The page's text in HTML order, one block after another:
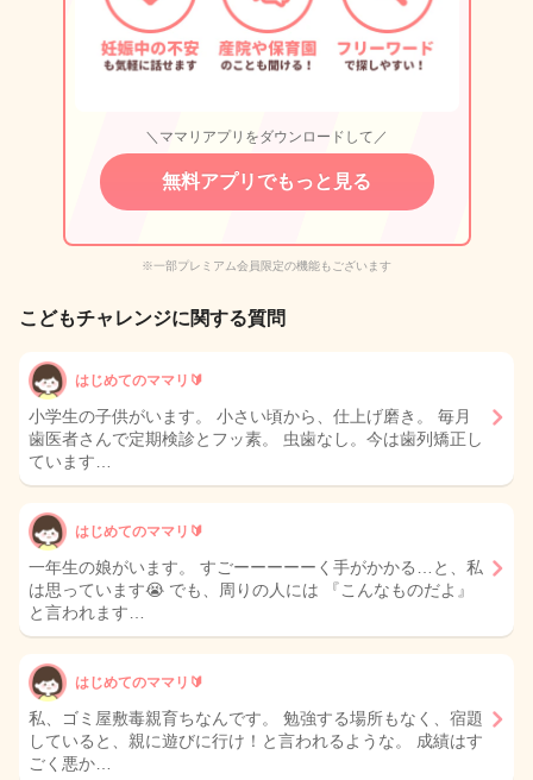
＼ママリアプリをダウンロードして／
無料アプリでもっと見る
※一部プレミアム会員限定の機能もございます
こどもチャレンジに関する質問
はじめてのママリ🔰
小学生の子供がいます。 小さい頃から、仕上げ磨き。 毎月
歯医者さんで定期検診とフッ素。 虫歯なし。今は歯列矯正し
ています…
はじめてのママリ🔰
一年生の娘がいます。 すごーーーーーく手がかかる…と、私
は思っています😭 でも、周りの人には 『こんなものだよ』
と言われます…
はじめてのママリ🔰
私、ゴミ屋敷毒親育ちなんです。 勉強する場所もなく、宿題
していると、親に遊びに行け！と言われるような。 成績はす
ごく悪か…